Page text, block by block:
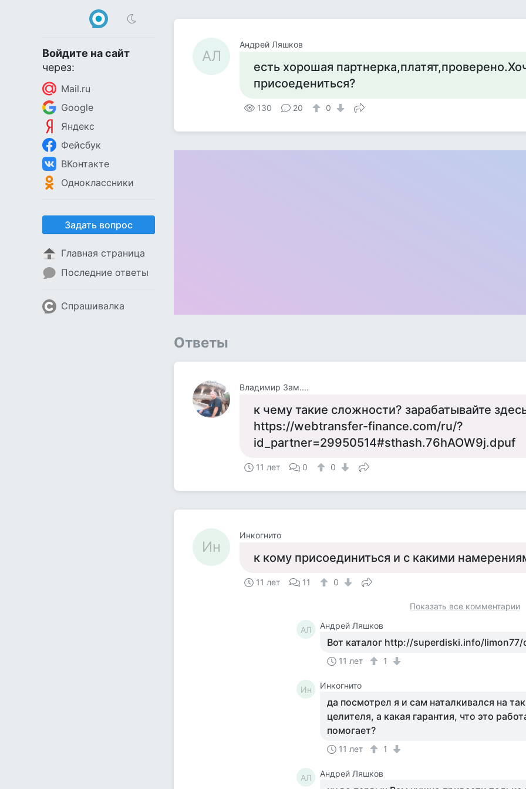
Войдите на сайт
через:
Mail.ru
Google
Яндекс
Фейсбук
ВКонтакте
Одноклассники
Задать вопрос
Главная страница
Последние ответы
Спрашивалка
АЛ
Андрей Ляшков
есть хорошая
присоедениться?
130 20 0
Ответы
Владимир Зам....
к чему такие сложности? зарабатывайте
https://webtransfer-finance.com/ru/?
id_partner=29950514#sthash.76hAOW9j.dpuf
11 лет 0 0
Ин
Инкогнито
к кому присоединиться и с какими
11 лет 11 0
Показать все комментарии
АЛ Андрей Ляшков
Вот каталог http://superdiski.info/limon77/
11 лет 1
Ин Инкогнито
да посмотрел я и сам наталкивался на
целителя, а какая гарантия, что это
помогает?
11 лет 1
АЛ Андрей Ляшков